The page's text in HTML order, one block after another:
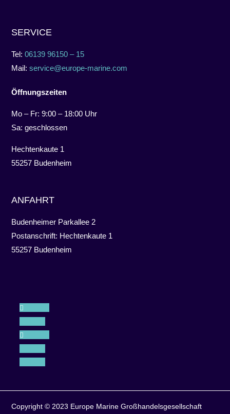
SERVICE
Tel:06139 96150 – 15
Mail:service@europe-marine.com
Öffnungszeiten
Mo – Fr: 9:00 – 18:00 Uhr
Sa: geschlossen
Hechtenkaute 1
55257 Budenheim
ANFAHRT
Budenheimer Parkallee 2
Postanschrift: Hechtenkaute 1
55257 Budenheim
Copyright © 2023 Europe Marine Großhandelsgesellschaft